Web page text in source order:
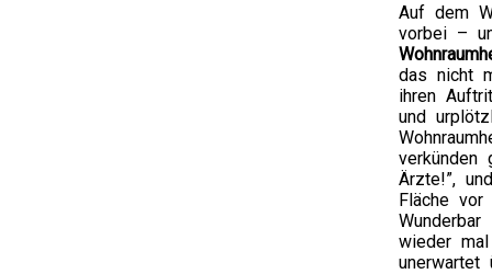
Auf dem
vorbei –
das nicht
ihren
und
verkünden
Ärzte!”,
Fläche
wieder
unerwartet